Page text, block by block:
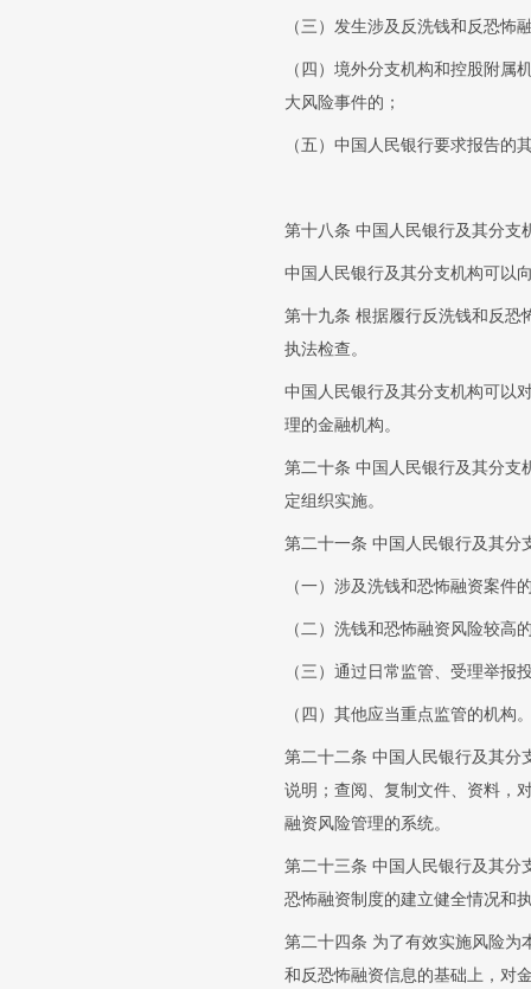
（三）发生涉及反洗钱和反恐怖
（四）境外分支机构和控股附
大风险事件的；
（五）中国人民银行要求报告的
第十八条 中国人民银行及其分支
中国人民银行及其分支机构可以
第十九条 根据履行反洗钱和反恐
执法检查。
中国人民银行及其分支机构可以
理的金融机构。
第二十条 中国人民银行及其分支
定组织实施。
第二十一条 中国人民银行及其分
（一）涉及洗钱和恐怖融资案件
（二）洗钱和恐怖融资风险较高
（三）通过日常监管、受理举报
（四）其他应当重点监管的机构
第二十二条 中国人民银行及其分
说明；查阅、复制文件、资料，
融资风险管理的系统。
第二十三条 中国人民银行及其分
恐怖融资制度的建立健全情况和
第二十四条 为了有效实施风险为
和反恐怖融资信息的基础上，对